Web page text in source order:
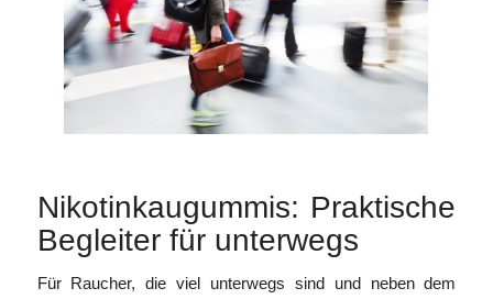
Nikotinkaugummis: Praktische
Begleiter für unterwegs
Für Raucher, die viel unterwegs sind und neben dem